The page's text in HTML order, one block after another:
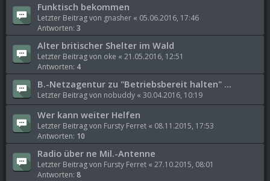
Funktisch bekommen
Letzter Beitrag von gnasher « 05.06.2016, 17:46
Antworten: 3
Alter britischer Shelter im Wald
Letzter Beitrag von oke « 21.05.2016, 12:51
Antworten: 4
B.-Netzagentur zu "Betriebsbereit halten" ...
Letzter Beitrag von nobuddy « 30.04.2016, 10:19
Wer kann weiter Helfen
Letzter Beitrag von Fursty Ferret « 08.11.2015, 17:53
Antworten: 10
Radio über ne Mil.-Antenne
Letzter Beitrag von Fursty Ferret « 27.10.2015, 08:01
Antworten: 8